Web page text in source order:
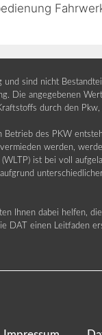
sind nicht
Die angegebenen
durch den
Betrieb des PKW
werden,
ist bei voll
Ihnen dabei helfen,
DAT einen Leitfaden